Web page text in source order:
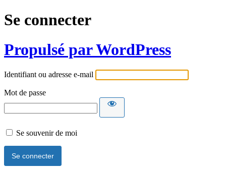
Se connecter
Propulsé par WordPress
Identifiant ou adresse e-mail
Mot de passe
Se souvenir de moi